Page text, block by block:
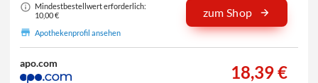
Mindestbestellwert erforderlich:
10,00 €
Apothekenprofil ansehen
zum Shop
apo.com 18,39 €